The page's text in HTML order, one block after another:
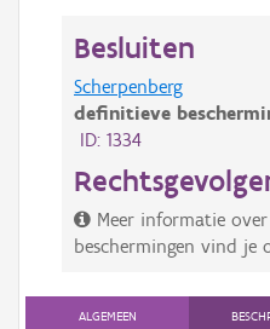
Besluiten
Scherpenberg
definitieve
ID: 1334
Meer informatie
beschermingen vind je
ALGEMEEN